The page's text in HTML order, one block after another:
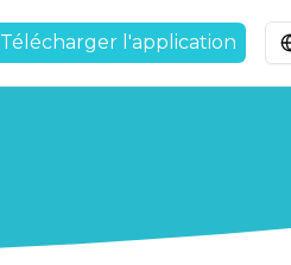
Télécharger l'application